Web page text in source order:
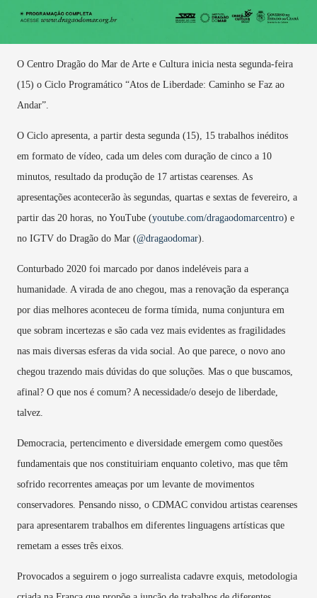
O Centro Dragão do Mar de Arte e Cultura inicia nesta segunda-feira
(15) o Ciclo Programático “Atos de Liberdade: Caminho se Faz ao
Andar”.
O Ciclo apresenta, a partir desta segunda (15), 15 trabalhos inéditos
em formato de vídeo, cada um deles com duração de cinco a 10
minutos, resultado da produção de 17 artistas cearenses. As
apresentações acontecerão às segundas, quartas e sextas de fevereiro, a
partir das 20 horas, no YouTube (youtube.com/dragaodomarcentro) e
no IGTV do Dragão do Mar (@dragaodomar).
Conturbado 2020 foi marcado por danos indeléveis para a
humanidade. A virada de ano chegou, mas a renovação da esperança
por dias melhores aconteceu de forma tímida, numa conjuntura em
que sobram incertezas e são cada vez mais evidentes as fragilidades
nas mais diversas esferas da vida social. Ao que parece, o novo ano
chegou trazendo mais dúvidas do que soluções. Mas o que buscamos,
afinal? O que nos é comum? A necessidade/o desejo de liberdade,
talvez.
Democracia, pertencimento e diversidade emergem como questões
fundamentais que nos constituiriam enquanto coletivo, mas que têm
sofrido recorrentes ameaças por um levante de movimentos
conservadores. Pensando nisso, o CDMAC convidou artistas cearenses
para apresentarem trabalhos em diferentes linguagens artísticas que
remetam a esses três eixos.
Provocados a seguirem o jogo surrealista cadavre exquis, metodologia